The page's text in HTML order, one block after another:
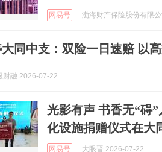
网易号 渤海财产保险股份有限
同中支：双险一日速赔 以
财融 2026-07-22
光影有声 书香无“碍
化设施捐赠仪式在大
网易号 大眼晋 2026-07-22